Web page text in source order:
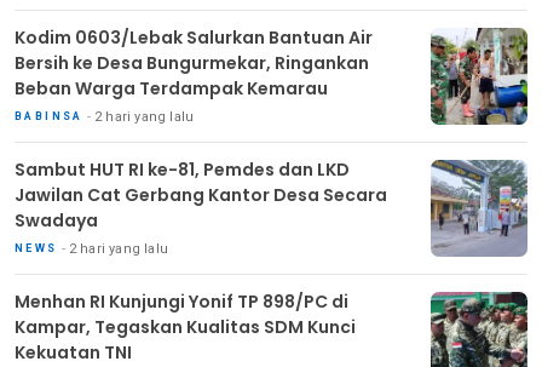
Kodim 0603/Lebak Salurkan Bantuan Air
Bersih ke Desa Bungurmekar, Ringankan
Beban Warga Terdampak Kemarau
BABINSA 2 hari yang lalu
Sambut HUT RI ke-81, Pemdes dan LKD
Jawilan Cat Gerbang Kantor Desa Secara
Swadaya
NEWS 2 hari yang lalu
Menhan RI Kunjungi Yonif TP 898/PC di
Kampar, Tegaskan Kualitas SDM Kunci
Kekuatan TNI